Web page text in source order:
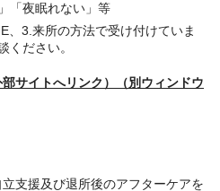
「夜眠れない」等
、3.来所の方法で受け付けていま
ください。
サイトへリンク）（別ウィンドウ
支援及び退所後のアフターケアを